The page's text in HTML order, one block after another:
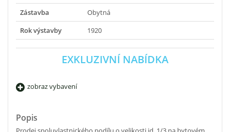
Zástavba
Obytná
Rok výstavby
1920
EXKLUZIVNÍ NABÍDKA
zobraz vybavení
Popis